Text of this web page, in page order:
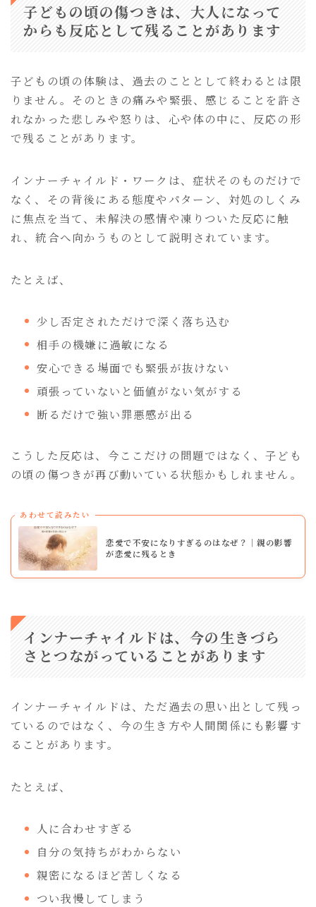
子どもの頃の傷つきは、大人になって
からも反応として残ることがあります
子どもの頃の体験は、過去のこととして終わるとは限
りません。そのときの痛みや緊張、感じることを許さ
れなかった悲しみや怒りは、心や体の中に、反応の形
で残ることがあります。
インナーチャイルド・ワークは、症状そのものだけで
なく、その背後にある態度やパターン、対処のしくみ
に焦点を当て、未解決の感情や凍りついた反応に触
れ、統合へ向かうものとして説明されています。
たとえば、
少し否定されただけで深く落ち込む
相手の機嫌に過敏になる
安心できる場面でも緊張が抜けない
頑張っていないと価値がない気がする
断るだけで強い罪悪感が出る
こうした反応は、今ここだけの問題ではなく、子ども
の頃の傷つきが再び動いている状態かもしれません。
あわせて読みたい
恋愛で不安になりすぎるのはなぜ？｜親の影響
が恋愛に残るとき
インナーチャイルドは、今の生きづら
さとつながっていることがあります
インナーチャイルドは、ただ過去の思い出として残っ
ているのではなく、今の生き方や人間関係にも影響す
ることがあります。
たとえば、
人に合わせすぎる
自分の気持ちがわからない
親密になるほど苦しくなる
つい我慢してしまう